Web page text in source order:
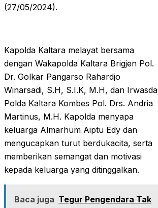
(27/05/2024).
Kapolda Kaltara melayat bersama
dengan Wakapolda Kaltara Brigjen Pol.
Dr. Golkar Pangarso Rahardjo
Winarsadi, S.H, S.I.K, M.H, dan Irwasda
Polda Kaltara Kombes Pol. Drs. Andria
Martinus, M.H. Kapolda menyapa
keluarga Almarhum Aiptu Edy dan
mengucapkan turut berdukacita, serta
memberikan semangat dan motivasi
kepada keluarga yang ditinggalkan.
Baca juga Tegur Pengendara Tak